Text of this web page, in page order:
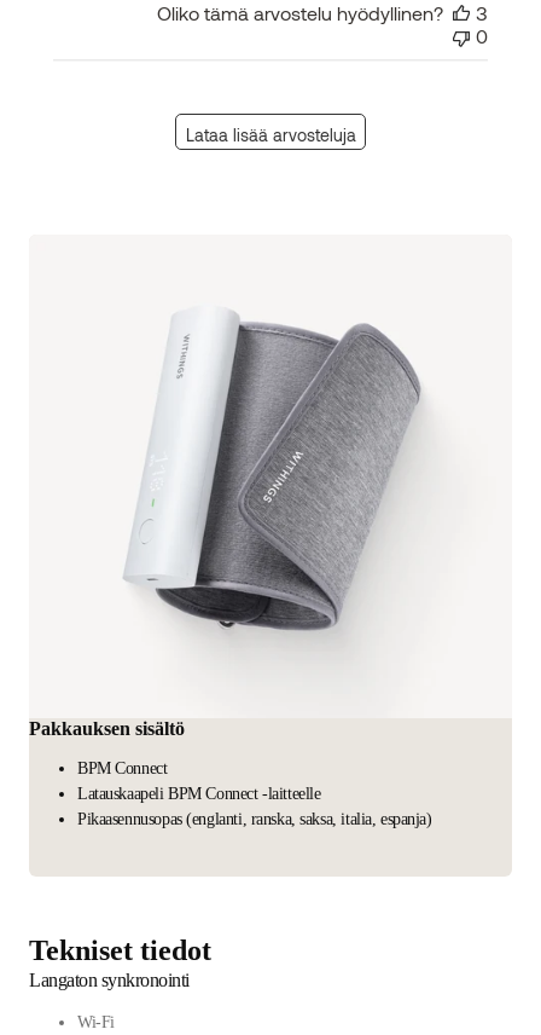
Oliko tämä arvostelu hyödyllinen?
3
0
Lataa lisää arvosteluja
Pakkauksen sisältö
BPM Connect
Latauskaapeli BPM Connect -laitteelle
Pikaasennusopas (englanti, ranska, saksa, italia, espanja)
Tekniset tiedot
Langaton synkronointi
Wi-Fi